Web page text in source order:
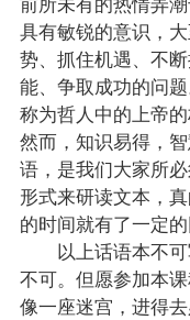
具有敏锐的意识，
势、抓住机遇、不
能、争取成功的问
称为哲人中的上帝
然而，知识易得，
语，是我们大家所
形式来研读文本，
的时间就有了一定的
以上话语本不可
不可。但愿参加本
像一座迷宫，进得